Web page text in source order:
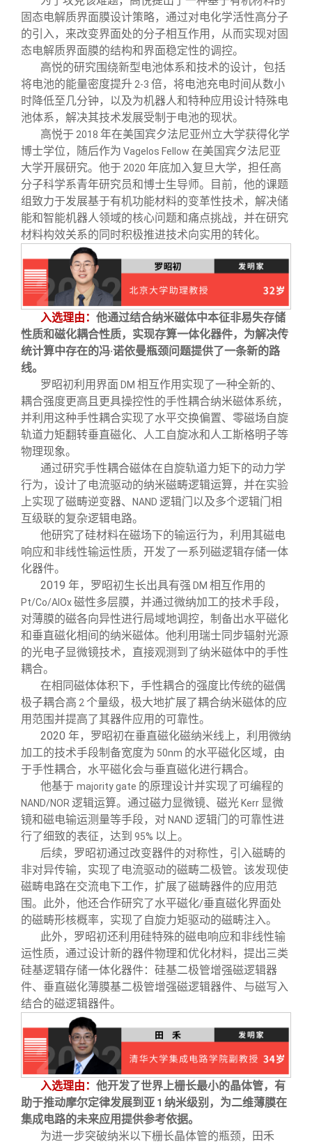
固态电解质界面膜设计策略，通过对电化学活性高分子
的引入，来改变界面处的分子相互作用，从而实现对固
态电解质界面膜的结构和界面稳定性的调控。
高悦的研究围绕新型电池体系和技术的设计，包括
将电池的能量密度提升 2-3 倍，将电池充电时间从数小
时降低至几分钟，以及为机器人和特种应用设计特殊电
池体系，解决其技术发展受制于电池的现状。
高悦于 2018 年在美国宾夕法尼亚州立大学获得化学
博士学位，随后作为 Vagelos Fellow 在美国宾夕法尼亚
大学开展研究。他于 2020 年底加入复旦大学，担任高
分子科学系青年研究员和博士生导师。目前，他的课题
组致力于发展基于有机功能材料的变革性技术，解决储
能和智能机器人领域的核心问题和痛点挑战，并在研究
材料构效关系的同时积极推进技术向实用的转化。
入选理由： 他通过结合纳米磁体中本征非易失存储
性质和磁化耦合性质，实现存算一体化器件，为解决传
统计算中存在的冯·诺依曼瓶颈问题提供了一条新的路
线。
罗昭初利用界面 DM 相互作用实现了一种全新的、
耦合强度更高且更具操控性的手性耦合纳米磁体系统，
并利用这种手性耦合实现了水平交换偏置、零磁场自旋
轨道力矩翻转垂直磁化、人工自旋冰和人工斯格明子等
物理现象。
通过研究手性耦合磁体在自旋轨道力矩下的动力学
行为，设计了电流驱动的纳米磁畴逻辑运算，并在实验
上实现了磁畴逆变器、
NAND 逻辑门以及多个逻辑门相
互级联的复杂逻辑电路。
他研究了硅材料在磁场下的输运行为，利用其磁电
响应和非线性输运性质，开发了一系列磁逻辑存储一体
化器件。
2019 年，罗昭初生长出具有强 DM 相互作用的
Pt/Co/AlOx磁性多层膜，并通过微纳加工的技术手段，
对薄膜的磁各向异性进行局域地调控，制备出水平磁化
和垂直磁化相间的纳米磁体。他利用瑞士同步辐射光源
的光电子显微镜技术，直接观测到了纳米磁体中的手性
耦合。
在相同磁体体积下，手性耦合的强度比传统的磁偶
极子耦合高 2 个量级，极大地扩展了耦合纳米磁体的应
用范围并提高了其器件应用的可靠性。
2020 年，罗昭初在垂直磁化磁纳米线上，利用微纳
加工的技术手段制备宽度为 50nm 的水平磁化区域，由
于手性耦合，水平磁化会与垂直磁化进行耦合。
他基于 majority gate 的原理设计并实现了可编程的
NAND/NOR 逻辑运算。通过磁力显微镜、磁光 Kerr 显微
镜和磁电输运测量等手段，对 NAND 逻辑门的可靠性进
行了细致的表征，达到 95% 以上。
后续，罗昭初通过改变器件的对称性，引入磁畴的
非对异传输，实现了电流驱动的磁畴二极管。该发现使
磁畴电路在交流电下工作，扩展了磁畴器件的应用范
围。此外，他还合作研究了水平磁化/垂直磁化界面处
的磁畴形核概率，实现了自旋力矩驱动的磁畴注入。
此外，罗昭初还利用硅特殊的磁电响应和非线性输
运性质，通过设计新的器件物理和优化材料，提出三类
硅基逻辑存储一体化器件：硅基二极管增强磁逻辑器
件、垂直磁化薄膜基二极管增强磁逻辑器件、与磁写入
结合的磁逻辑器件。
入选理由： 他开发了世界上栅长最小的晶体管，有
助于推动摩尔定律发展到亚 1 纳米级别，为二维薄膜在
集成电路的未来应用提供参考依据。
为进一步突破纳米以下栅长晶体管的瓶颈，田禾